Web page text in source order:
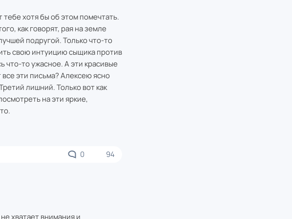
хотя бы об этом помечтать.
как говорят, рая на земле
подругой. Только что-то
свою интуицию сыщика против
что-то ужасное. А эти красивые
эти письма? Алексею ясно
лишний. Только вот как
на эти яркие,
0 94
хватает внимания и